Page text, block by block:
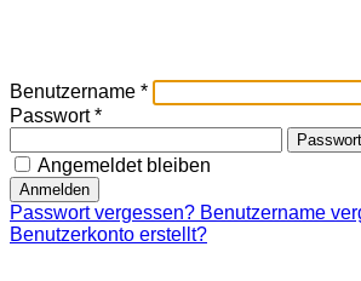
Benutzername *
Passwort*
Angemeldet bleiben
Anmelden
Passwort vergessen? Benutzername
Benutzerkonto erstellt?